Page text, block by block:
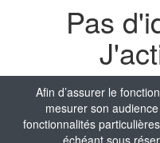
Afin d’assurer le
mesurer son
fonctionnalités
échéant sous
Pas
Nom